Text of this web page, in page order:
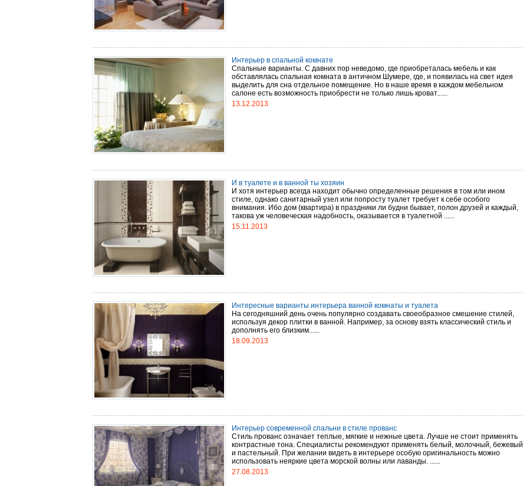
Интерьер в спальной комнате
Спальные варианты. С давних пор неведомо, где приобреталась мебель и как
обставлялась спальная комната в античном Шумере, где, и появилась на свет идея
выделить для сна отдельное помещение. Но в наше время в каждом мебельном
салоне есть возможность приобрести не только лишь кроват......
13.12.2013
И в туалете и в ванной ты хозяин
И хотя интерьер всегда находит обычно определенные решения в том или ином
стиле, однако санитарный узел или попросту туалет требует к себе особого
внимания. Ибо дом (квартира) в праздники ли будни бывает, полон друзей и каждый,
такова уж человеческая надобность, оказывается в туалетной ......
15.11.2013
Интересные варианты интерьера ванной комнаты и туалета
На сегодняшний день очень популярно создавать своеобразное смешение стилей,
используя декор плитки в ванной. Например, за основу взять классический стиль и
дополнять его близким......
18.09.2013
Интерьер современной спальни в стиле прованс
Стиль прованс означает теплые, мягкие и нежные цвета. Лучше не стоит применять
контрастные тона. Специалисты рекомендуют применять белый, молочный, бежевый
и пастельный. При желании видеть в интерьере особую оригинальность можно
использовать неяркие цвета морской волны или лаванды. ......
27.08.2013